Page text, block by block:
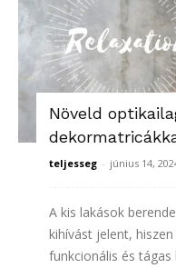
Növeld
teljesseg - június 14,
A kis lakások
kihívást jelent,
funkcionális és tágas